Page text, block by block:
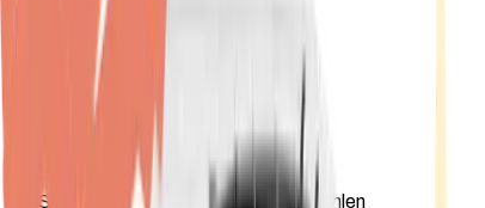
Standort wählen Versandart wählen